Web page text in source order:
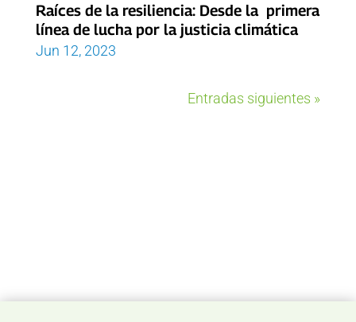
Raíces de la resiliencia: Desde la primera
línea de lucha por la justicia climática
Jun 12, 2023
Entradas siguientes »